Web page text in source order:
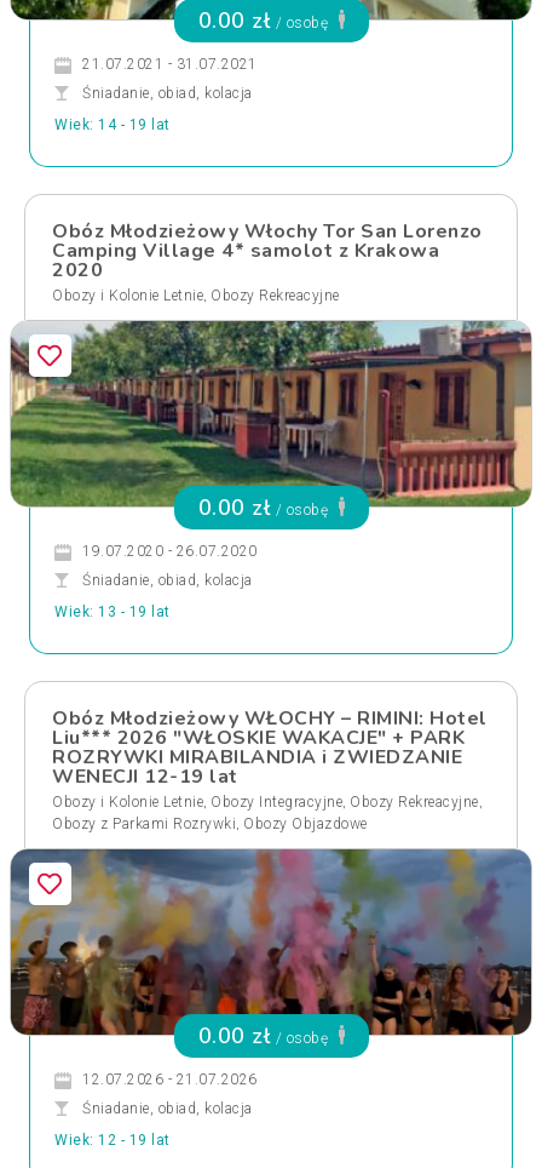
0.00 zł / osobę
21.07.2021 - 31.07.2021
Śniadanie, obiad, kolacja
Wiek: 14 - 19 lat
Obóz Młodzieżowy Włochy Tor San Lorenzo
Camping Village 4* samolot z Krakowa
2020
Obozy i Kolonie Letnie, Obozy Rekreacyjne
0.00 zł / osobę
19.07.2020 - 26.07.2020
Śniadanie, obiad, kolacja
Wiek: 13 - 19 lat
Obóz Młodzieżowy WŁOCHY – RIMINI: Hotel
Liu*** 2026 "WŁOSKIE WAKACJE" + PARK
ROZRYWKI MIRABILANDIA i ZWIEDZANIE
WENECJI 12-19 lat
Obozy i Kolonie Letnie, Obozy Integracyjne, Obozy Rekreacyjne,
Obozy z Parkami Rozrywki, Obozy Objazdowe
0.00 zł / osobę
12.07.2026 - 21.07.2026
Śniadanie, obiad, kolacja
Wiek: 12 - 19 lat